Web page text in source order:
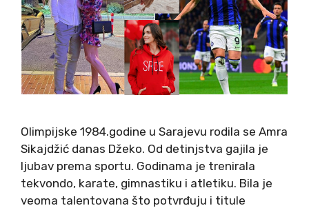
Olimpijske 1984.godine u Sarajevu rodila se Amra
Sikajdžić danas Džeko. Od detinjstva gajila je
ljubav prema sportu. Godinama je trenirala
tekvondo, karate, gimnastiku i atletiku. Bila je
veoma talentovana što potvrđuju i titule